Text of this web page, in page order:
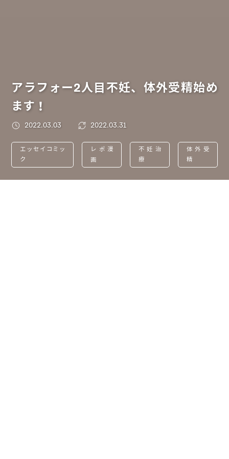
アラフォー2人目不妊、体外受精始め
ます！
2022.03.03 2022.03.31
エッセイコミッ
ク
レポ漫
画
不妊治
療
体外受
精